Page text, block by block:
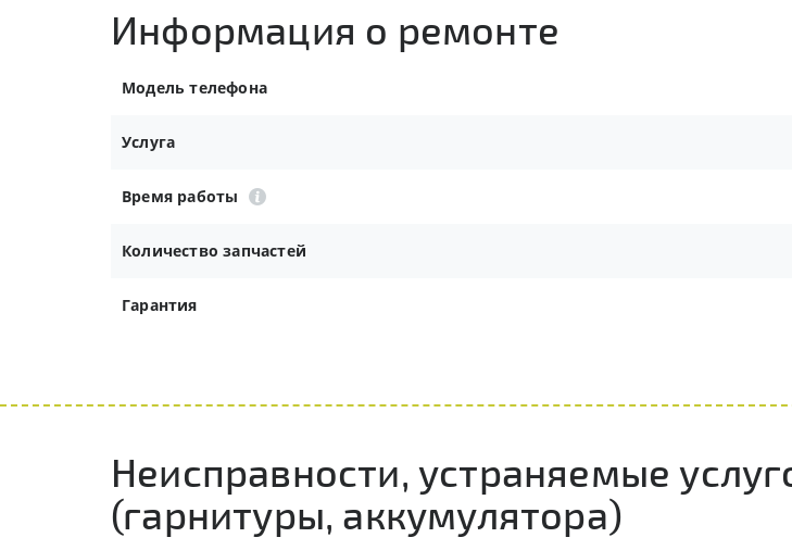
Информация о ремонте
Модель телефона
Услуга
Время работы
Количество запчастей
Гарантия
Неисправности, устраняемые
(гарнитуры, аккумулятора)